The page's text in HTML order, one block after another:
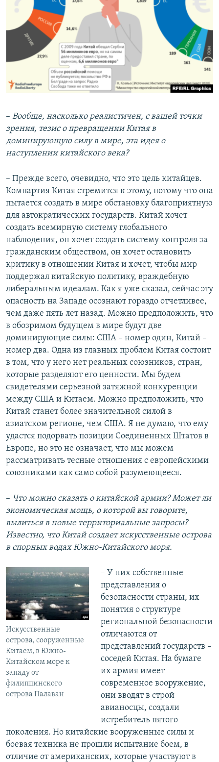
– Вообще, насколько реалистичен, с вашей точки
зрения, тезис о превращении Китая в
доминирующую силу в мире, эта идея о
наступлении китайского века?
– Прежде всего, очевидно, что это цель китайцев.
Компартия Китая стремится к этому, потому что она
пытается создать в мире обстановку благоприятную
для автократических государств. Китай хочет
создать всемирную систему глобального
наблюдения, он хочет создать систему контроля за
гражданским обществом, он хочет остановить
критику в отношении Китая и хочет, чтобы мир
поддержал китайскую политику, враждебную
либеральным идеалам. Как я уже сказал, сейчас эту
опасность на Западе осознают гораздо отчетливее,
чем даже пять лет назад. Можно предположить, что
в обозримом будущем в мире будут две
доминирующие силы: США – номер один, Китай –
номер два. Одна из главных проблем Китая состоит
в том, что у него нет реальных союзников, стран,
которые разделяют его ценности. Мы будем
свидетелями серьезной затяжной конкуренции
между США и Китаем. Можно предположить, что
Китай станет более значительной силой в
азиатском регионе, чем США. Я не думаю, что ему
удастся подорвать позиции Соединенных Штатов в
Европе, но это не означает, что мы можем
рассматривать тесные отношения с европейскими
союзниками как само собой разумеющееся.
– Что можно сказать о китайской армии? Может ли
экономическая мощь, о которой вы говорите,
вылиться в новые территориальные запросы?
Известно, что Китай создает искусственные острова
в спорных водах Южно-Китайского моря.
Искусственные
острова, сооруженные
Китаем, в Южно-
Китайском море к
западу от
филиппинского
острова Палаван
– У них собственные
представления о
безопасности страны, их
понятия о структуре
региональной безопасности
отличаются от
представлений государств –
соседей Китая. На бумаге
их армия имеет
современное вооружение,
они вводят в строй
авианосцы, создали
истребитель пятого
поколения. Но китайские вооруженные силы и
боевая техника не прошли испытание боем, в
отличие от американских, которые участвуют в